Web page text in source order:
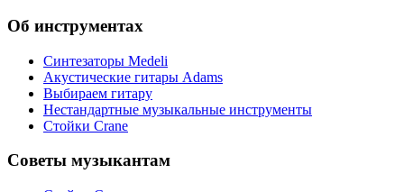
Об инструментах
Синтезаторы Мedeli
Акустические гитары Adams
Выбираем гитару
Нестандартные музыкальные инструменты
Стойки Crane
Советы музыкантам